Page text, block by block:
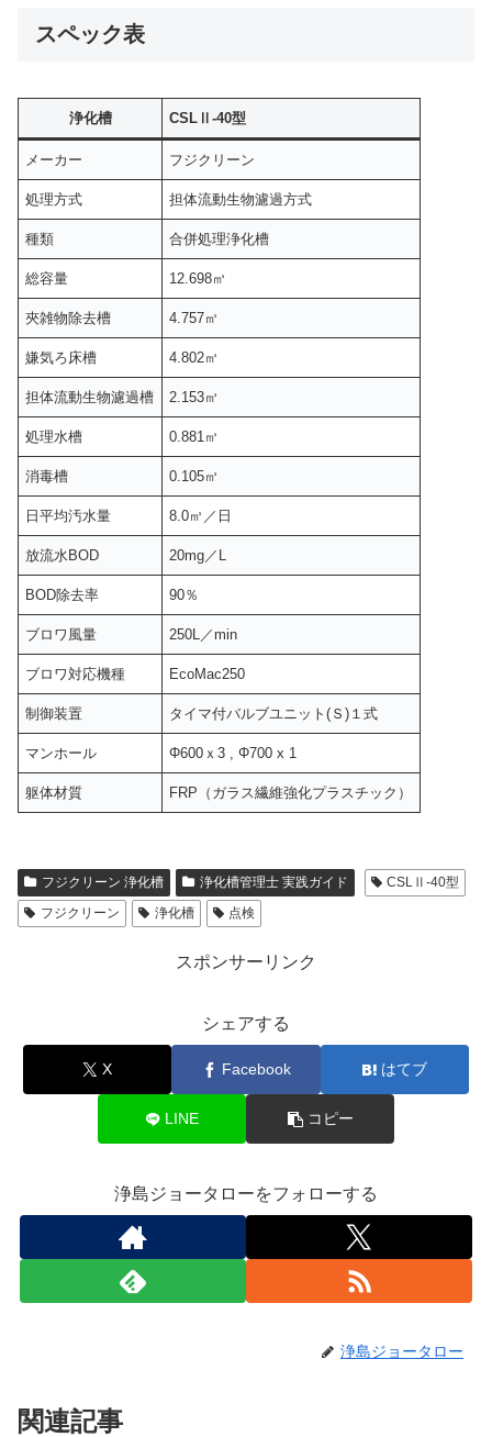
スペック表
浄化槽 CSLⅡ-40型
メーカー フジクリーン
処理方式 担体流動生物濾過方式
種類 合併処理浄化槽
総容量 12.698㎥
夾雑物除去槽 4.757㎥
嫌気ろ床槽 4.802㎥
担体流動生物濾過槽 2.153㎥
処理水槽 0.881㎥
消毒槽 0.105㎥
日平均汚水量 8.0㎥／日
放流水BOD 20mg／L
BOD除去率 90％
ブロワ風量 250L／min
ブロワ対応機種 EcoMac250
制御装置 タイマ付バルブユニット(Ｓ)１式
マンホール Φ600ｘ3 , Φ700 x 1
躯体材質 FRP（ガラス繊維強化プラスチック）
フジクリーン 浄化槽 浄化槽管理士 実践ガイド
CSLⅡ-40型
フジクリーン
浄化槽 点検
スポンサーリンク
シェアする
X Facebook はてブ
LINE コピー
浄島ジョータローをフォローする
浄島ジョータロー
関連記事